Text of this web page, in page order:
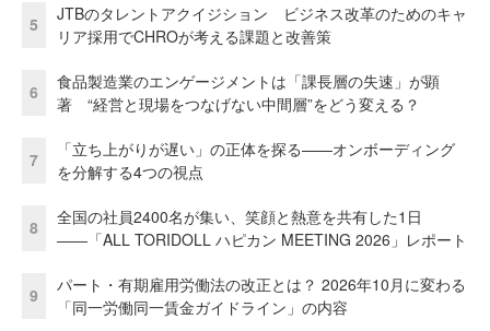
5
JTBのタレントアクイジション ビジネス改革のためのキャ
リア採用でCHROが考える課題と改善策
6
食品製造業のエンゲージメントは「課長層の失速」が顕
著 “経営と現場をつなげない中間層”をどう変える？
7
「立ち上がりが遅い」の正体を探る——オンボーディング
を分解する4つの視点
8
全国の社員2400名が集い、笑顔と熱意を共有した1日
――「ALL TORIDOLL ハピカン MEETING 2026」レポート
9
パート・有期雇用労働法の改正とは？ 2026年10月に変わる
「同一労働同一賃金ガイドライン」の内容